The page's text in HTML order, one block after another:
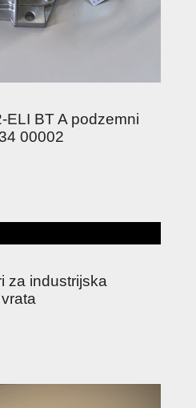
ELI BT A podzemni
00002
za industrijska